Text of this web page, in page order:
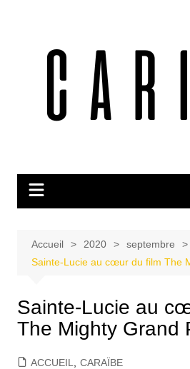
Accueil 2020 septembre
Sainte-Lucie au cœur du film The
Sainte-Lucie au
The Mighty Grand
ACCUEIL CARAÏBE